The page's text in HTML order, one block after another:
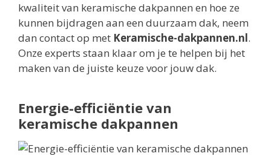
kwaliteit van keramische dakpannen en hoe ze
kunnen bijdragen aan een duurzaam dak, neem
dan contact op met Keramische-dakpannen.nl.
Onze experts staan klaar om je te helpen bij het
maken van de juiste keuze voor jouw dak.
Energie-efficiëntie van
keramische dakpannen